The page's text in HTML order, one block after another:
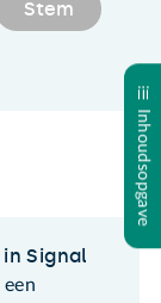
Inhoudsopgave
Stem
Signal